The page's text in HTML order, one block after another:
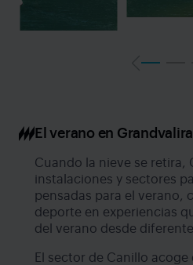
El verano en Grandvalira
Cuando la nieve se retira,
instalaciones y sectores
pensadas para el verano,
deporte en experiencias
del verano desde
El sector de Canillo acoge